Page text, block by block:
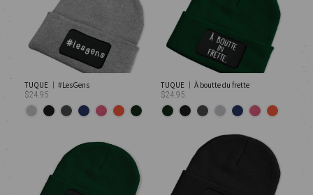
TUQUE │ #LesGens
$24.95
TUQUE │ À boutte du frette
$24.95